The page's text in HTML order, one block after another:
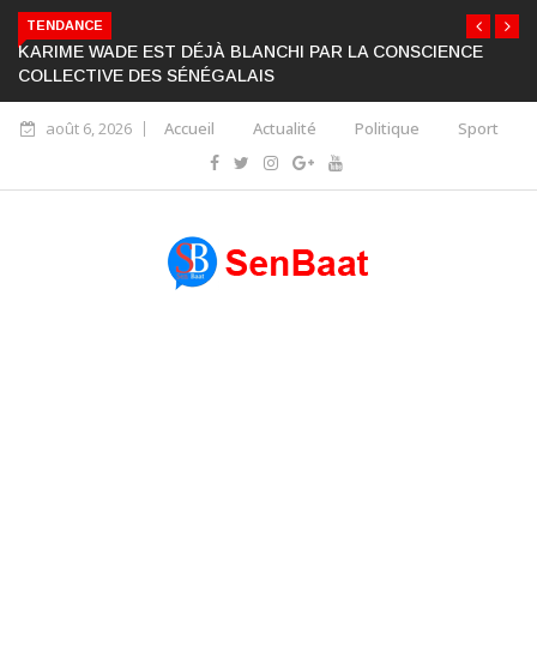
TENDANCE
KARIME WADE EST DÉJÀ BLANCHI PAR LA CONSCIENCE
COLLECTIVE DES SÉNÉGALAIS
août 6, 2026 Accueil Actualité Politique Sport